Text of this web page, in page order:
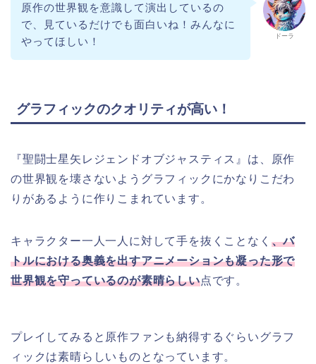
ドーラ
原作の世界観を意識して演出しているの
で、見ているだけでも面白いね！みんなに
やってほしい！
グラフィックのクオリティが高い！
『聖闘士星矢レジェンドオブジャスティス』は、原作
の世界観を壊さないようグラフィックにかなりこだわ
りがあるように作りこまれています。
キャラクター一人一人に対して手を抜くことなく 、バ
トルにおける奥義を出すアニメーションも凝った形で
世界観を守っているのが素晴らしい点です。
プレイしてみると原作ファンも納得するぐらいグラフ
ィックは素晴らしいものとなっています。